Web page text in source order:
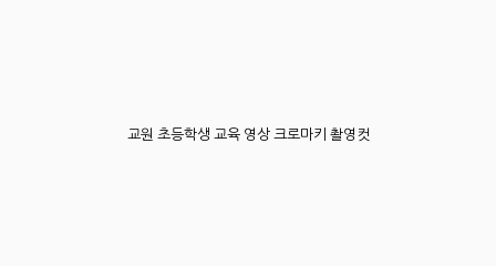
교원 초등학생 교육 영상 크로마키 촬영컷